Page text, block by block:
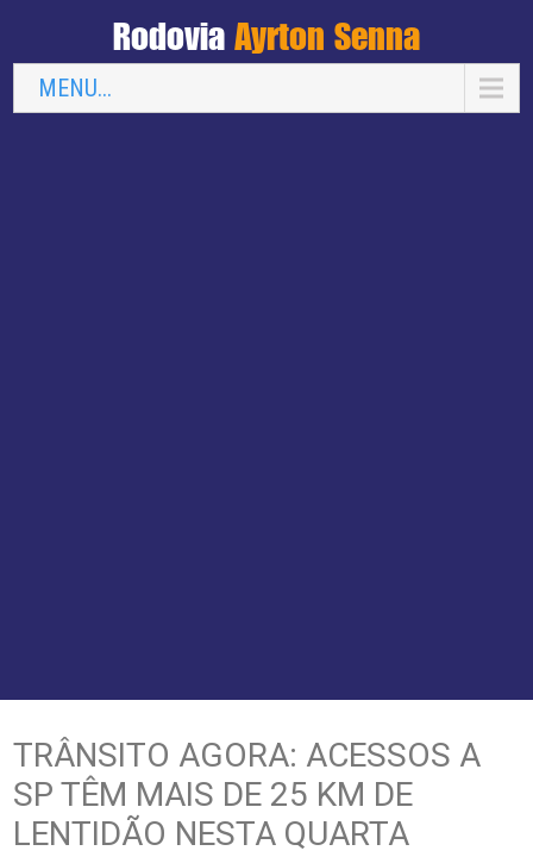
Rodovia Ayrton Senna
MENU...
TRÂNSITO AGORA: ACESSOS A
SP TÊM MAIS DE 25 KM DE
LENTIDÃO NESTA QUARTA